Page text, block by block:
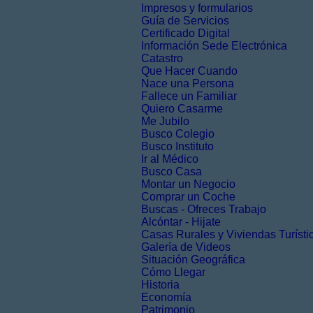
Impresos y formularios
Guía de Servicios
Certificado Digital
Información Sede Electrónica
Catastro
Que Hacer Cuando
Nace una Persona
Fallece un Familiar
Quiero Casarme
Me Jubilo
Busco Colegio
Busco Instituto
Ir al Médico
Busco Casa
Montar un Negocio
Comprar un Coche
Buscas - Ofreces Trabajo
Alcóntar - Hijate
Casas Rurales y Viviendas
Galería de Videos
Situación Geográfica
Cómo Llegar
Historia
Economía
Patrimonio